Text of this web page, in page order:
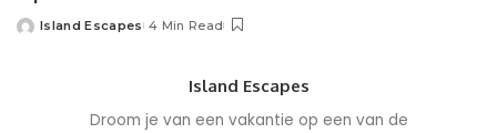
Island Escapes 4 Min Read
Island Escapes
Droom je van een vakantie op een van de